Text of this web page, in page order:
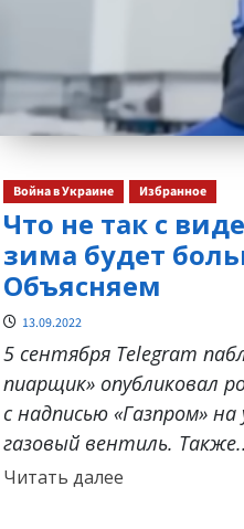
Война в Украине Избранное
Что не так с
зима будет
Объясняем
13.09.2022
5 сентября Telegram
пиарщик» опубликовал
с надписью «Газпром»
газовый вентиль.
Читать далееПрочитать